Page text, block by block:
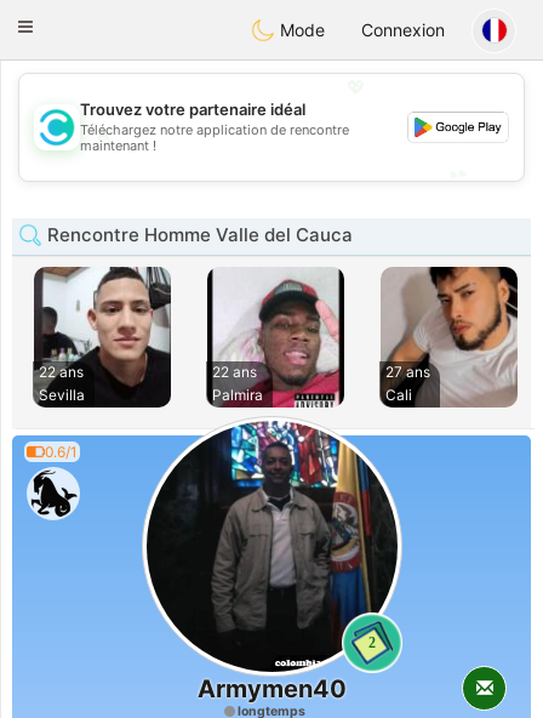
olombiaCitas
Toggle
Mode Connexion
💖
💕
Trouvez votre partenaire idéal
Téléchargez notre application de rencontre
maintenant !
Rencontre Homme Valle del Cauca
22 ans
Sevilla
22 ans
Palmira
27 ans
Cali
0.6/1
2
Armymen40
longtemps